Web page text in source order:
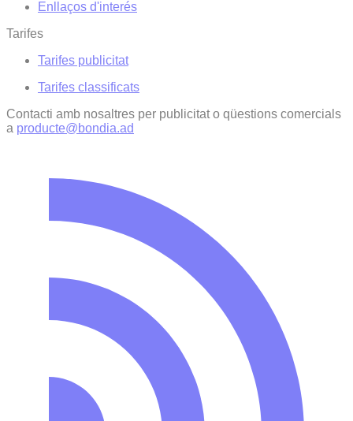
Enllaços d'interés
Tarifes
Tarifes publicitat
Tarifes classificats
Contacti amb nosaltres per publicitat o qüestions comercials
a producte@bondia.ad